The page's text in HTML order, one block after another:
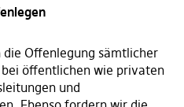
die Offenlegung sämtlicher
öffentlichen wie privaten
und